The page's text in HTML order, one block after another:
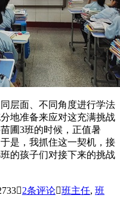
层面、不同角度进行学法
地准备来应对这充满挑战
圃3班的时候，正值暑
是，我抓住这一契机，接
的孩子们对接下来的挑战
2条评论班主任, 班